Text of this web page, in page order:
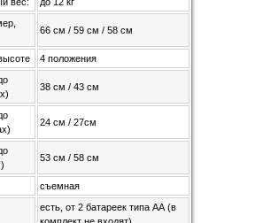
66 см / 59 см / 58 см
4 положения
38 см / 43 см
24 см / 27см
53 см / 58 см
съемная
есть, от 2 батареек типа АА (в